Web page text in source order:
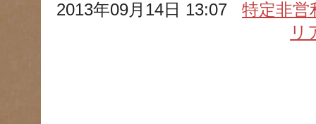
2013年09月14日 13:07特定非
リ